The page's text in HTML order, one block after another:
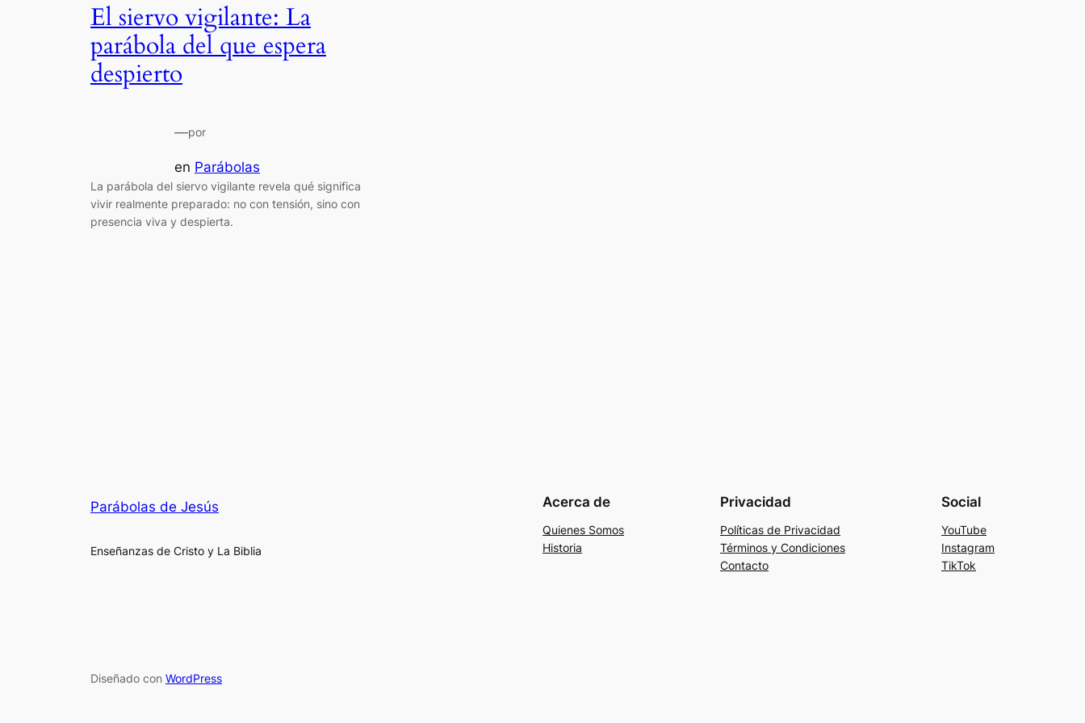
El siervo vigilante: La
parábola del que espera
despierto
—por
en Parábolas
La parábola del siervo vigilante revela qué significa
vivir realmente preparado: no con tensión, sino con
presencia viva y despierta.
Parábolas de Jesús
Enseñanzas de Cristo y La Biblia
Acerca de
Quienes Somos
Historia
Privacidad
Políticas de Privacidad
Términos y Condiciones
Contacto
Social
YouTube
Instagram
TikTok
Diseñado con WordPress